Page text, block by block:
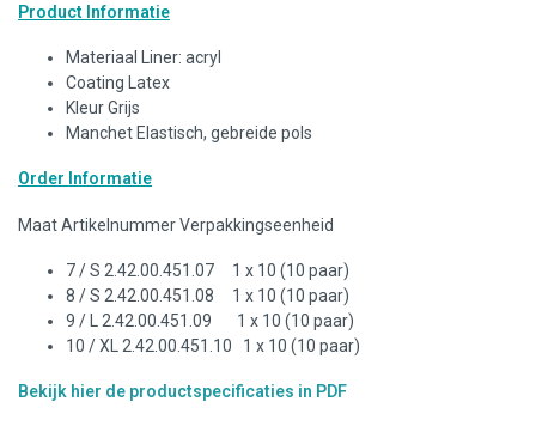
Product Informatie
Materiaal Liner: acryl
Coating Latex
Kleur Grijs
Manchet Elastisch, gebreide pols
Order Informatie
Maat Artikelnummer Verpakkingseenheid
7 / S 2.42.00.451.07 1 x 10 (10 paar)
8 / S 2.42.00.451.08 1 x 10 (10 paar)
9 / L 2.42.00.451.09 1 x 10 (10 paar)
10 / XL 2.42.00.451.10 1 x 10 (10 paar)
Bekijk hier de productspecificaties in PDF